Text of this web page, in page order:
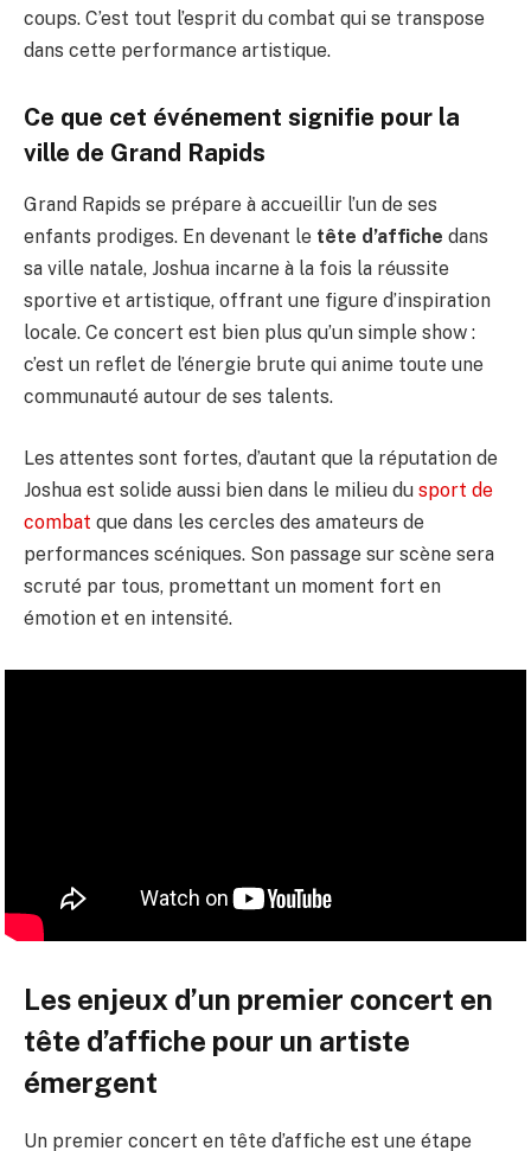
coups. C’est tout l’esprit du combat qui se transpose
dans cette performance artistique.
Ce que cet événement signifie pour la
ville de Grand Rapids
Grand Rapids se prépare à accueillir l’un de ses
enfants prodiges. En devenant le tête d’affiche dans
sa ville natale, Joshua incarne à la fois la réussite
sportive et artistique, offrant une figure d’inspiration
locale. Ce concert est bien plus qu’un simple show :
c’est un reflet de l’énergie brute qui anime toute une
communauté autour de ses talents.
Les attentes sont fortes, d’autant que la réputation de
Joshua est solide aussi bien dans le milieu du sport de
combat que dans les cercles des amateurs de
performances scéniques. Son passage sur scène sera
scruté par tous, promettant un moment fort en
émotion et en intensité.
Les enjeux d’un premier concert en
tête d’affiche pour un artiste
émergent
Un premier concert en tête d’affiche est une étape